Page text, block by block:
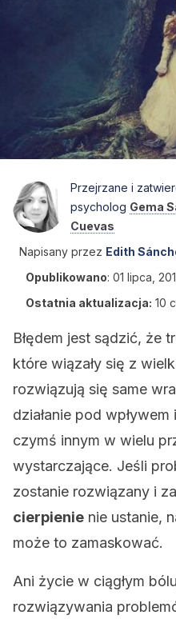
Przejrzane i
psycholog Gema
Cuevas
Napisany przez Edith
Opublikowano: 01 lipca,
Ostatnia aktualizacja: 10
Błędem jest sądzić, że
które wiązały się z
rozwiązują się same
działanie pod
czymś innym w wielu
wystarczające. Jeśli
zostanie rozwiązany i
cierpienie nie ustanie,
może to zamaskować.
Ani życie w ciągłym
rozwiązywania